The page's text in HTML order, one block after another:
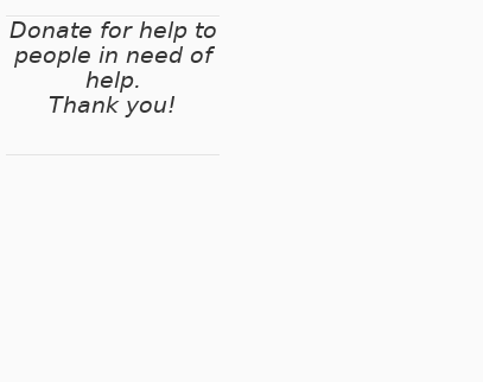
Donate for help to
people in need of
help.
Thank you!